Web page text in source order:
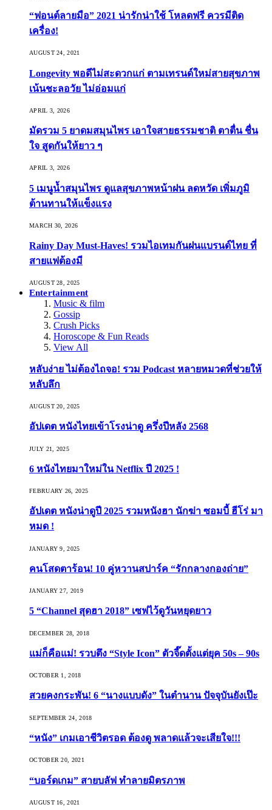
“ฟอนต์ลายมือ” 2021 น่ารักน่าใช้ โหลดฟรี ควรมีติด
เครื่อง!
AUGUST 24, 2021
Longevity พอดีไม่สะดวกแก่ ตามเทรนด์ใหม่สายสุขภาพ
เน้นชะลอวัย ไม่อ่อมแก่
APRIL 3, 2026
มัดรวม 5 ยาดมสมุนไพร เอาใจสายธรรมชาติ ตาตื่น ชื่น
ใจ สูดกันให้ยาว ๆ
APRIL 3, 2026
5 เมนูน้ำสมุนไพร ดูแลสุขภาพหน้าฝน ลดหวัด เพิ่มภูมิ
ต้านทานให้แข็งแรง
MARCH 30, 2026
Rainy Day Must-Haves! รวมไอเทมกันฝนแบรนด์ไทย ที่
สายแฟต้องมี
AUGUST 28, 2025
Entertainment
Music & film
Gossip
Crush Picks
Horoscope & Fun Reads
View All
หลับง่าย ไม่ต้องไถจอ! รวม Podcast หลายหมวดที่ช่วยให้
หลับลึก
AUGUST 20, 2025
อัปเดต หนังไทยเข้าโรงน่าดู ครึ่งปีหลัง 2568
JULY 21, 2025
6 หนังไทยมาใหม่ใน Netflix ปี 2025 !
FEBRUARY 26, 2025
อัปเดต หนังน่าดูปี 2025 รวมหนังฮา นักฆ่า ซอมบี้ ฮีโร่ มา
หมด !
JANUARY 9, 2025
คนโสดตาร้อน! 10 คู่หวานสปาร์ค “รักกลางกองถ่าย”
JANUARY 27, 2019
5 “Channel สุดฮา 2018” เซฟไว้ดูวันหยุดยาว
DECEMBER 28, 2018
แม่ก็คือแม่! รวบตึง “Style Icon” ตัวจี๊ดตั้งแต่ยุค 50s – 90s
OCTOBER 1, 2018
สวยคงกระพัน! 6 “นางแบบดัง” ในตำนาน ปัจจุบันยังเป๊ะ
SEPTEMBER 24, 2018
“หนัง” เกมเอาชีวิตรอด ต้องดู พลาดแล้วจะเสียใจ!!!
OCTOBER 20, 2021
“บอร์ดเกม” สายบลัฟ ทำลายมิตรภาพ
AUGUST 16, 2021